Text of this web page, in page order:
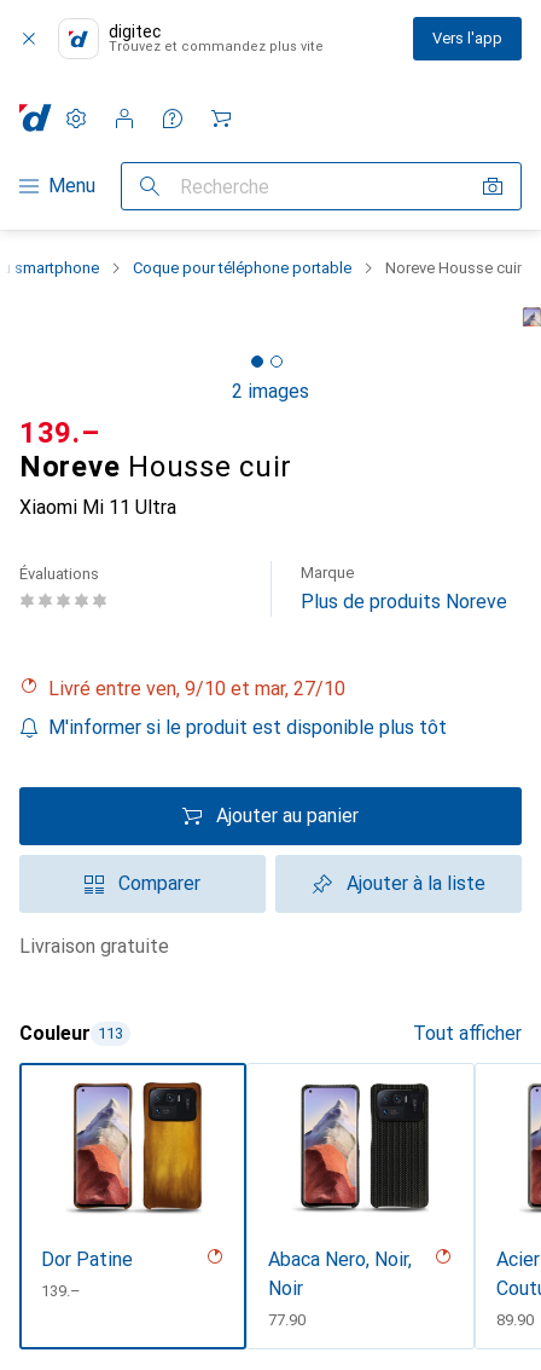
digitec
Trouvez et commandez plus vite Vers l'app
Navigation par catégorie
Menu Recherche
Paramètres
Compte client
Listes de comparaison
Listes d'envies
Panier
smartphone Coque pour téléphone portable Noreve Housse cuir
2 images
Noreve Housse cuir
Xiaomi Mi 11 Ultra
CHF
139.–
Évaluations Marque
Plus de produits Noreve
Livré entre ven, 9/10 et mar, 27/10
M'informer si le produit est disponible plus tôt
Ajouter au panier
Comparer Ajouter à la liste
livraison gratuite
Couleur 113 Tout afficher
Dor Patine
CHF
139.–
Abaca Nero, Noir,
Noir
CHF
77.90 CHF
89.90